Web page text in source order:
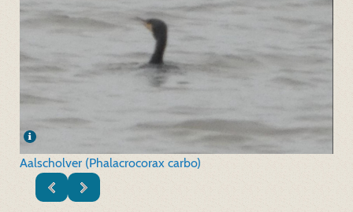
Aalscholver (Phalacrocorax carbo)